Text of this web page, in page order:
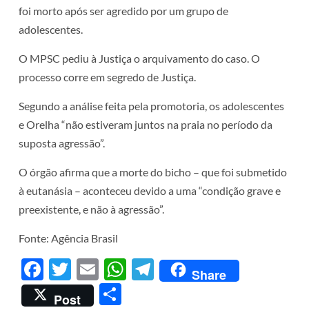
foi morto após ser agredido por um grupo de
adolescentes.
O MPSC pediu à Justiça o arquivamento do caso. O
processo corre em segredo de Justiça.
Segundo a análise feita pela promotoria, os adolescentes
e Orelha “não estiveram juntos na praia no período da
suposta agressão”.
O órgão afirma que a morte do bicho – que foi submetido
à eutanásia – aconteceu devido a uma “condição grave e
preexistente, e não à agressão”.
Fonte: Agência Brasil
Facebook
Twitter
EmailWhatsApp
Telegram
Share
Post